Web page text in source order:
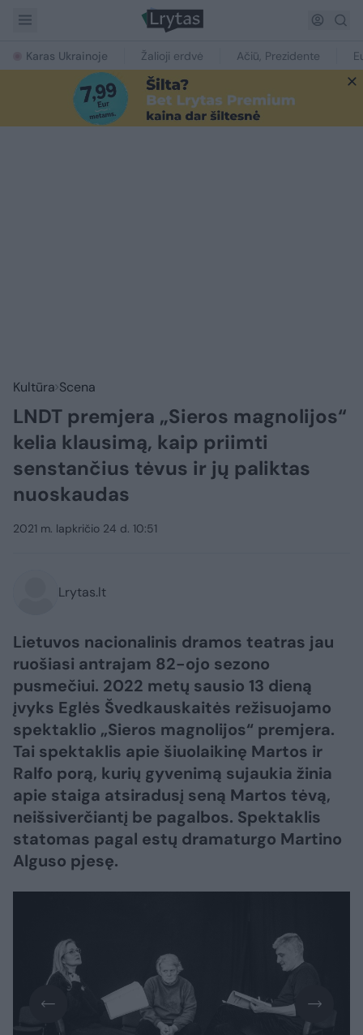
Karas Ukrainoje Žalioji erdvė Ačiū, Prezidente
Kultūra Scena
LNDT premjera „Sieros magnolijos“
kelia klausimą, kaip priimti
senstančius tėvus ir jų paliktas
nuoskaudas
2021 m. lapkričio 24 d. 10:51
Lrytas.lt
Lietuvos nacionalinis dramos teatras jau
ruošiasi antrajam 82-ojo sezono
pusmečiui. 2022 metų sausio 13 dieną
įvyks Eglės Švedkauskaitės režisuojamo
spektaklio „Sieros magnolijos“ premjera.
Tai spektaklis apie šiuolaikinę Martos ir
Ralfo porą, kurių gyvenimą sujaukia žinia
apie staiga atsiradusį seną Martos tėvą,
neišsiverčiantį be pagalbos. Spektaklis
statomas pagal estų dramaturgo Martino
Alguso pjesę.